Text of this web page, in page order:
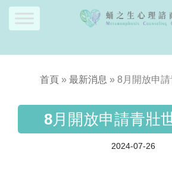
Skip
首頁» 最新消息 » 8月開放申
8月開放申請青壯
2024-07-26